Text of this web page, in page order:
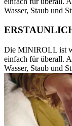
Wasser, Staub und
Die MINIROLL ist
einfach für überall.
Wasser, Staub und